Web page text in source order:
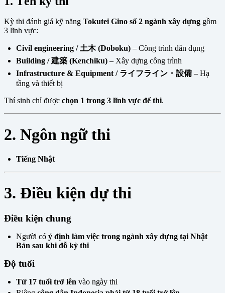
Kỳ thi đánh giá kỹ năng Tokutei Gino số 2 ngành xây dựng gồm
3 lĩnh vực:
Civil engineering / 土木 (Doboku) – Công trình dân dụng
Building / 建築 (Kenchiku) – Xây dựng công trình
Infrastructure & Equipment / ライフライン・設備 – Hạ
tầng và thiết bị
Thí sinh chỉ được chọn 1 trong 3 lĩnh vực để thi.
2. Ngôn ngữ thi
Tiếng Nhật
3. Điều kiện dự thi
Điều kiện chung
Người có ý định làm việc trong ngành xây dựng tại Nhật
Bản sau khi đỗ kỳ thi
Độ tuổi
Từ 17 tuổi trở lên vào ngày thi